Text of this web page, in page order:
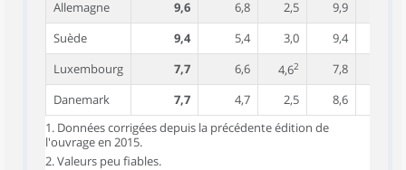
Allemagne 9,6 6,8 2,5 9,9
Suède
9,4 5,4 3,0 9,4
Luxembourg
7,7 6,6 4,62 7,8
Danemark
7,7 4,7 2,5 8,6
1. Données corrigées depuis la précédente édition de
l'ouvrage en 2015.
2. Valeurs peu fiables.